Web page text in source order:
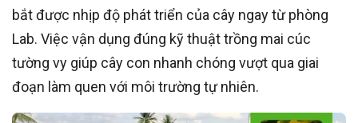
bắt được nhịp độ phát triển của cây ngay từ phòng
Lab. Việc vận dụng đúng kỹ thuật trồng mai cúc
tường vy giúp cây con nhanh chóng vượt qua giai
đoạn làm quen với môi trường tự nhiên.